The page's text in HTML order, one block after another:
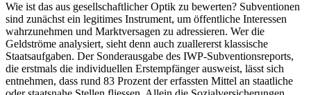
Wie ist das aus gesellschaftlicher Optik zu bewerten? Subventionen
sind zunächst ein legitimes Instrument, um öffentliche Interessen
wahrzunehmen und Marktversagen zu adressieren. Wer die
Geldströme analysiert, sieht denn auch zuallererst klassische
Staatsaufgaben. Der Sonderausgabe des IWP-Subventionsreports,
die erstmals die individuellen Erstempfänger ausweist, lässt sich
entnehmen, dass rund 83 Prozent der erfassten Mittel an staatliche